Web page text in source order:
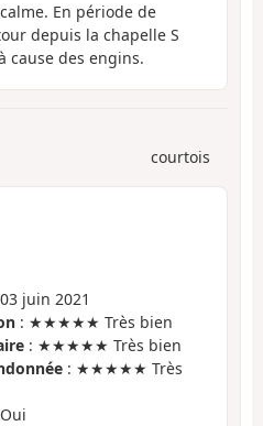
En période de
depuis la chapelle S
cause des engins.
courtois
juin 2021
: ★★★★★ Très bien
: ★★★★★ Très bien
: ★★★★★ Très